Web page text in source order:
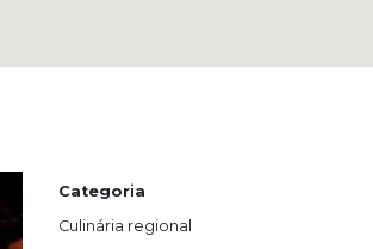
Categoria
Culinária regional